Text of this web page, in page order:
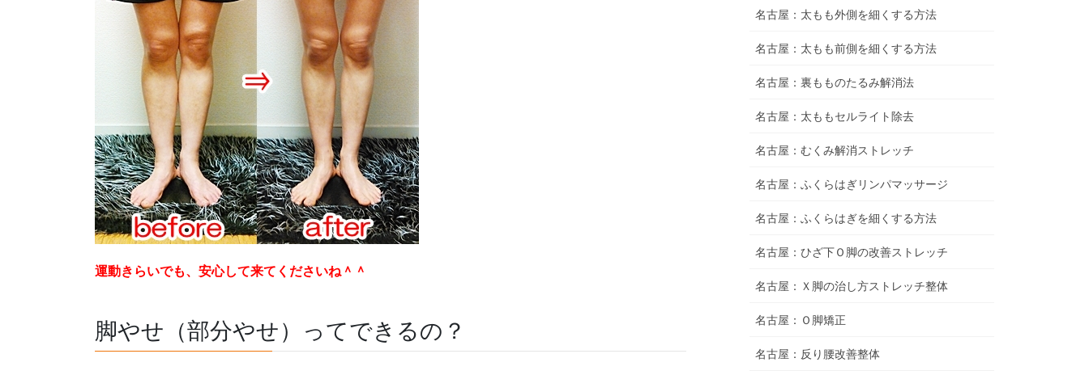
運動きらいでも、安心して来てくださいね＾＾
脚やせ（部分やせ）ってできるの？
名古屋：太もも外側を細くする方法
名古屋：太もも前側を細くする方法
名古屋：裏もものたるみ解消法
名古屋：太ももセルライト除去
名古屋：むくみ解消ストレッチ
名古屋：ふくらはぎリンパマッサージ
名古屋：ふくらはぎを細くする方法
名古屋：ひざ下Ｏ脚の改善ストレッチ
名古屋：Ｘ脚の治し方ストレッチ整体
名古屋：Ｏ脚矯正
名古屋：反り腰改善整体